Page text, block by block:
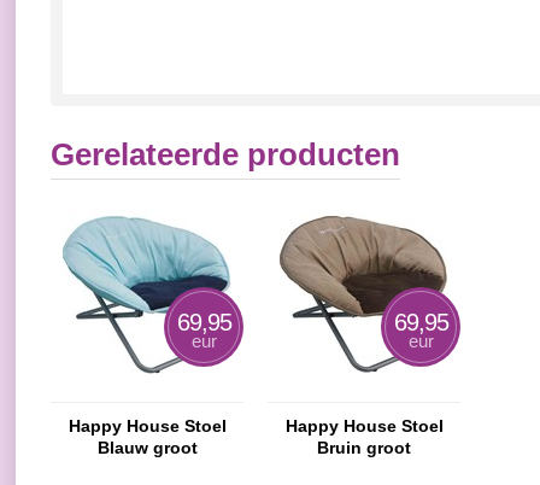
Gerelateerde producten
69,95
eur
Happy House Stoel
Blauw groot
69,95
eur
Happy House Stoel
Bruin groot